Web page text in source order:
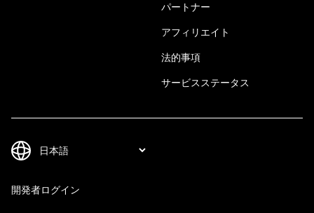
パートナー
アフィリエイト
法的事項
サービスステータス
開発者ログイン